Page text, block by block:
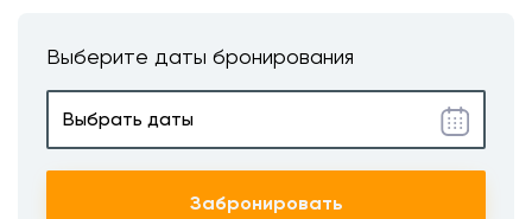
Выберите даты бронирования
Забронировать